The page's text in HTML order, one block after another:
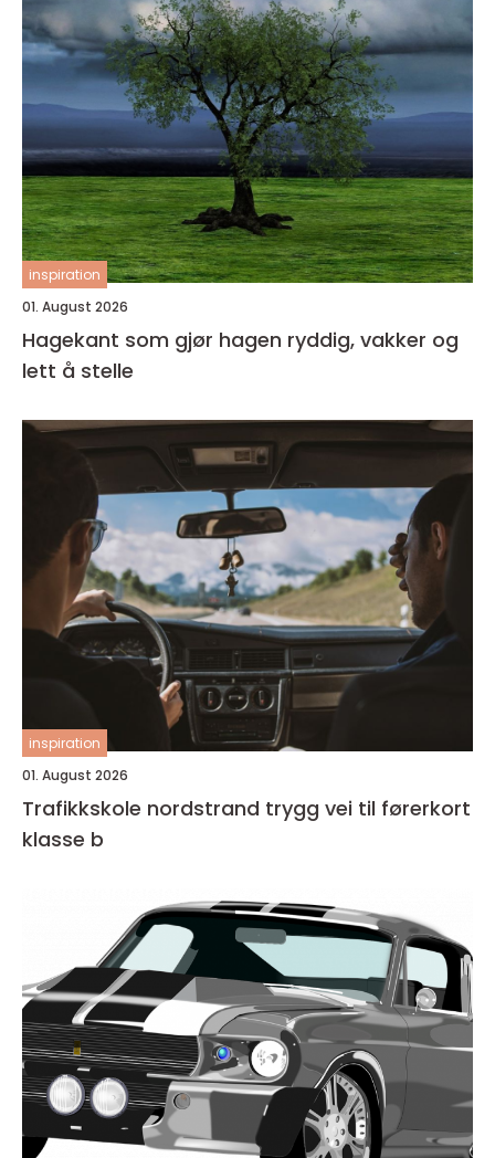
inspiration
01. August 2026
Hagekant som gjør hagen ryddig, vakker og
lett å stelle
inspiration
01. August 2026
Trafikkskole nordstrand trygg vei til førerkort
klasse b